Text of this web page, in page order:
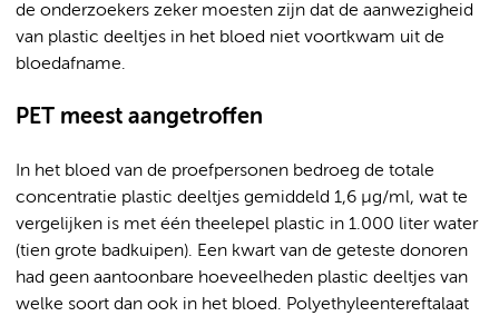
de onderzoekers zeker moesten zijn dat de aanwezigheid
van plastic deeltjes in het bloed niet voortkwam uit de
bloedafname.
PET meest aangetroffen
In het bloed van de proefpersonen bedroeg de totale
concentratie plastic deeltjes gemiddeld 1,6 µg/ml, wat te
vergelijken is met één theelepel plastic in 1.000 liter water
(tien grote badkuipen). Een kwart van de geteste donoren
had geen aantoonbare hoeveelheden plastic deeltjes van
welke soort dan ook in het bloed. Polyethyleentereftalaat